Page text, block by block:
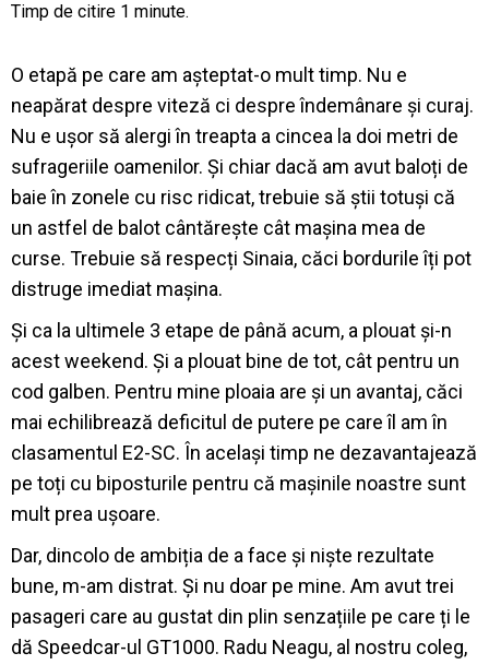
O etapă pe care am așteptat-o mult timp. Nu e
neapărat despre viteză ci despre îndemânare și curaj.
Nu e ușor să alergi în treapta a cincea la doi metri de
sufrageriile oamenilor. Și chiar dacă am avut baloți de
baie în zonele cu risc ridicat, trebuie să știi totuși că
un astfel de balot cântărește cât mașina mea de
curse. Trebuie să respecți Sinaia, căci bordurile îți pot
distruge imediat mașina.
Și ca la ultimele 3 etape de până acum, a plouat și-n
acest weekend. Și a plouat bine de tot, cât pentru un
cod galben. Pentru mine ploaia are și un avantaj, căci
mai echilibrează deficitul de putere pe care îl am în
clasamentul E2-SC. În același timp ne dezavantajează
pe toți cu biposturile pentru că mașinile noastre sunt
mult prea ușoare.
Dar, dincolo de ambiția de a face și niște rezultate
bune, m-am distrat. Și nu doar pe mine. Am avut trei
pasageri care au gustat din plin senzațiile pe care ți le
dă Speedcar-ul GT1000. Radu Neagu, al nostru coleg,